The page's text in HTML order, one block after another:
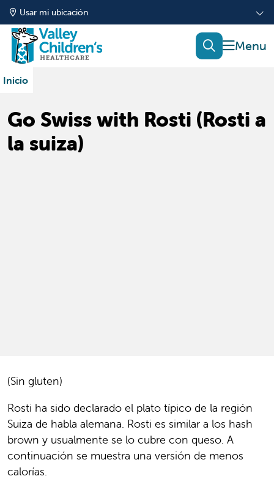
Usar mi ubicación
mostrar
buscar
Inicio
Go Swiss with Rosti (Rosti a
la suiza)
(Sin gluten)
Rosti ha sido declarado el plato típico de la región
Suiza de habla alemana. Rosti es similar a los hash
brown y usualmente se lo cubre con queso. A
continuación se muestra una versión de menos
calorías.